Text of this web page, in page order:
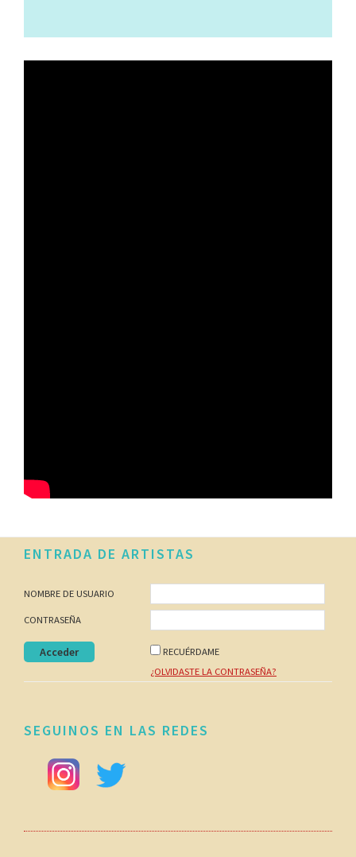
Footer
ENTRADA DE ARTISTAS
NOMBRE DE USUARIO
CONTRASEÑA
RECUÉRDAME
¿OLVIDASTE LA CONTRASEÑA?
SEGUINOS EN LAS REDES